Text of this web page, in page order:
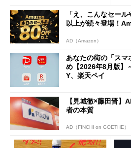
「え、こんなセー
以上が続々登場！
AD（Amazon）
あなたの街の「スマ
め【2026年8月版】
Y、楽天ペイ
【見城徹×藤田晋】
者の本質
AD（FINCHI on GOETHE）